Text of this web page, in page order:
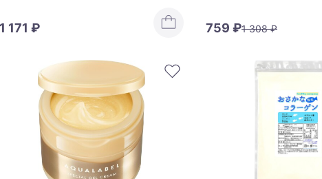
1 171 ₽ 759 ₽1 308 ₽